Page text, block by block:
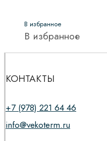
В избранное
В избранное
КОНТАКТЫ
+7 (978) 221 64 46
info@vekoterm.ru